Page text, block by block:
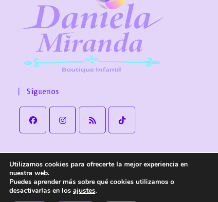
Síguenos
Aviso Legal Política de Privacidad
Política de cookies
Política de Envío y devoluciones
Accesibilidad
Utilizamos cookies para ofrecerte la mejor experiencia en
nuestra web.
Puedes aprender más sobre qué cookies utilizamos o
desactivarlas en los ajustes.